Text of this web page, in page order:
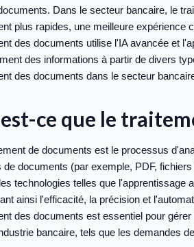
Dans le secteur bancaire, le
plus rapides, une meilleure expérience
des documents utilise l'IA avancée et
des informations à partir de divers
des documents dans le secteur
ce que le
de documents est le processus
de documents (par exemple, PDF,
technologies telles que l'apprentissage
ainsi l'efficacité, la précision et
des documents est essentiel pour
bancaire, tels que les demandes